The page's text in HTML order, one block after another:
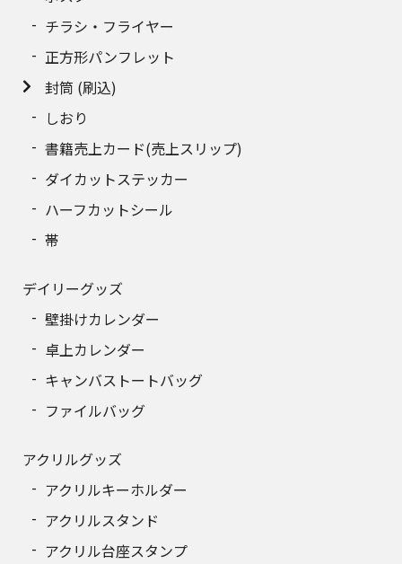
350
360
370
380
10,874円
390
400
チラシ・フライヤー
正方形パンフレット
封筒 (刷込)
しおり
書籍売上カード(売上スリップ)
ダイカットステッカー
ハーフカットシール
帯
デイリーグッズ
壁掛けカレンダー
卓上カレンダー
キャンバストートバッグ
ファイルバッグ
アクリルグッズ
アクリルキーホルダー
アクリルスタンド
アクリル台座スタンプ